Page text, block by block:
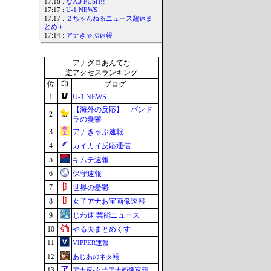
17:18 : なんJ PUSH!!
17:17 : U-1 NEWS
17:17 :
２ちゃんねるニュース超速ま
とめ＋
17:14 : アナきゃぷ速報
アナグロあんてな
逆アクセスランキング
位
印
ブログ
1
U-1 NEWS.
2
【海外の反応】 パンド
ラの憂鬱
3
アナきゃぷ速報
4
カイカイ反応通信
5
キムチ速報
6
保守速報
7
世界の憂鬱
8
女子アナお宝画像速報
9
じわ速 芸能ニュース
10
やる夫まとめくす
11
VIPPER速報
12
あじあのネタ帳